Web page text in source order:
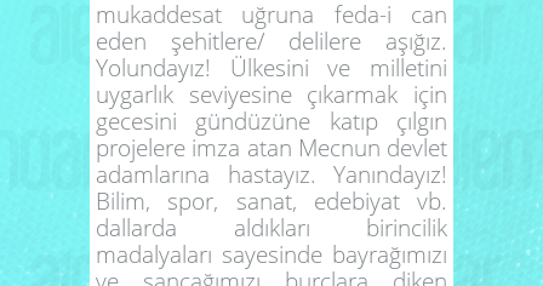
mukaddesat uğruna feda-i can
eden şehitlere/ delilere aşığız.
Yolundayız! Ülkesini ve milletini
uygarlık seviyesine çıkarmak için
gecesini gündüzüne katıp çılgın
projelere imza atan Mecnun devlet
adamlarına hastayız. Yanındayız!
Bilim, spor, sanat, edebiyat vb.
dallarda aldıkları birincilik
madalyaları sayesinde bayrağımızı
ve sancağımızı burçlara diken